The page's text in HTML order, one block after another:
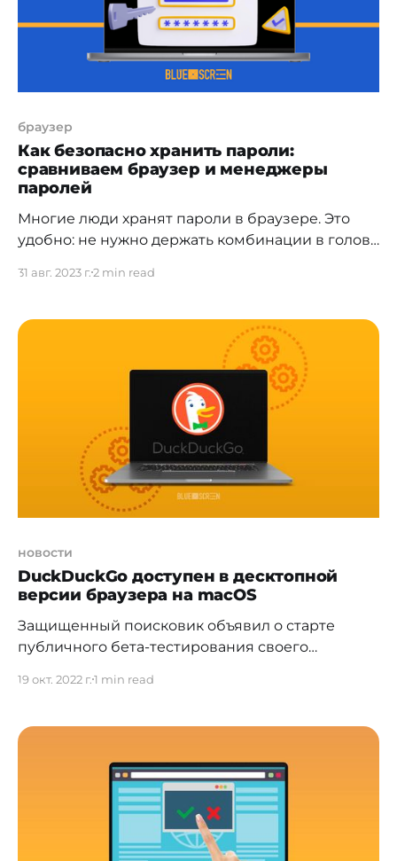
браузер
Как безопасно хранить пароли:
сравниваем браузер и менеджеры
паролей
Многие люди хранят пароли в браузере. Это
удобно: не нужно держать комбинации в голове
хранить пароли в браузере небезопасно,
мошенники. Хорошая альтернатива этому —
специальные менеджеры паролей. Почему
хранить пароли в браузере рискованно
Хранить пароли в браузере,
31 авг. 2023 г.2 min read
новости
DuckDuckGo доступен в десктопной
версии браузера на macOS
Защищенный поисковик объявил о старте
публичного бета-тестирования своего
DuckDuckGo открыл бета-тестирование своего
закрытом режиме сервис работал с апреля
мобильной версии. Браузер позиционирует
себя как один из самых приватных и
защищенных. Для конфиденциальности данных
19 окт. 2022 г.1 min read